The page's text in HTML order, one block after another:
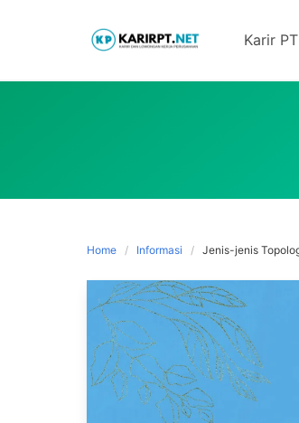
Karir PT
Home Informasi Jenis-jenis